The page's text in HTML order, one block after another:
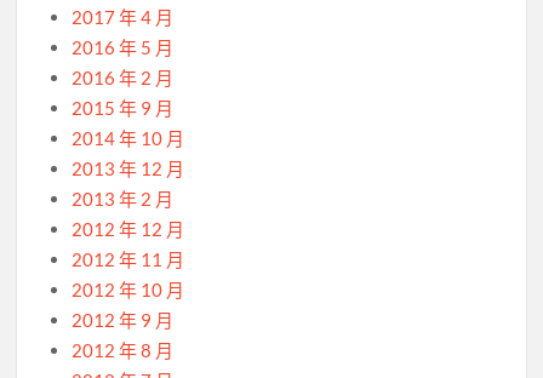
2017 年 4 月
2016 年 5 月
2016 年 2 月
2015 年 9 月
2014 年 10 月
2013 年 12 月
2013 年 2 月
2012 年 12 月
2012 年 11 月
2012 年 10 月
2012 年 9 月
2012 年 8 月